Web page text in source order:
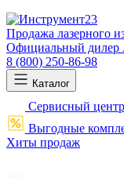
Продажа лазерного
Официальный дилер
8 (800) 250-86-98
Каталог
Сервисный центр
Выгодные
Хиты продаж